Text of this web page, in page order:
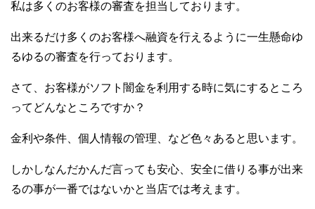
私は多くのお客様の審査を担当しております。
出来るだけ多くのお客様へ融資を行えるように一生懸命ゆ
るゆるの審査を行っております。
さて、お客様がソフト闇金を利用する時に気にするところ
ってどんなところですか？
金利や条件、個人情報の管理、など色々あると思います。
しかしなんだかんだ言っても安心、安全に借りる事が出来
るの事が一番ではないかと当店では考えます。